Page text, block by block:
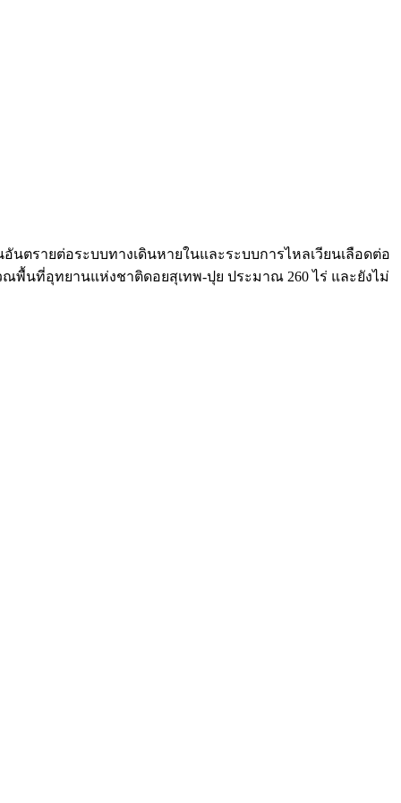
นตรายต่อระบบทางเดินหายในและระบบการไหลเวียนเลือดต่อ
ณพื้นที่อุทยานแห่งชาติดอยสุเทพ-ปุย ประมาณ 260 ไร่ และยังไม่